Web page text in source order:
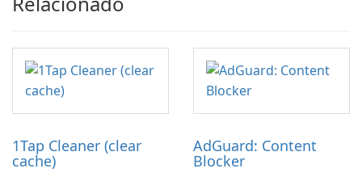
1Tap Cleaner (clear
cache)
AdGuard: Content
Blocker